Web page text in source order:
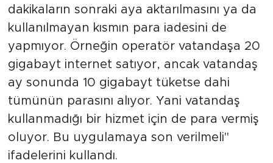
dakikaların sonraki aya aktarılmasını ya da
kullanılmayan kısmın para iadesini de
yapmıyor. Örneğin operatör vatandaşa 20
gigabayt internet satıyor, ancak vatandaş
ay sonunda 10 gigabayt tüketse dahi
tümünün parasını alıyor. Yani vatandaş
kullanmadığı bir hizmet için de para vermiş
oluyor. Bu uygulamaya son verilmeli"
ifadelerini kullandı.